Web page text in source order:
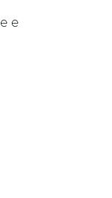
e